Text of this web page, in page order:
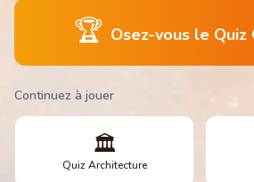
🏆 Osez-vous le Quiz
Continuez à jouer
🏛️
Quiz Architecture